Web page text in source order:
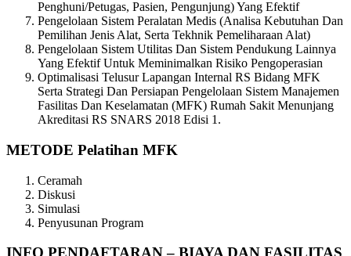
Penghuni/Petugas, Pasien, Pengunjung) Yang Efektif
Pengelolaan Sistem Peralatan Medis (Analisa Kebutuhan Dan
Pemilihan Jenis Alat, Serta Tekhnik Pemeliharaan Alat)
Pengelolaan Sistem Utilitas Dan Sistem Pendukung Lainnya
Yang Efektif Untuk Meminimalkan Risiko Pengoperasian
Optimalisasi Telusur Lapangan Internal RS Bidang MFK
Serta Strategi Dan Persiapan Pengelolaan Sistem Manajemen
Fasilitas Dan Keselamatan (MFK) Rumah Sakit Menunjang
Akreditasi RS SNARS 2018 Edisi 1.
METODE Pelatihan MFK
Ceramah
Diskusi
Simulasi
Penyusunan Program